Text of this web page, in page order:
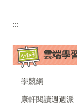
:::
雲端學
學競網
康軒閱讀週週派